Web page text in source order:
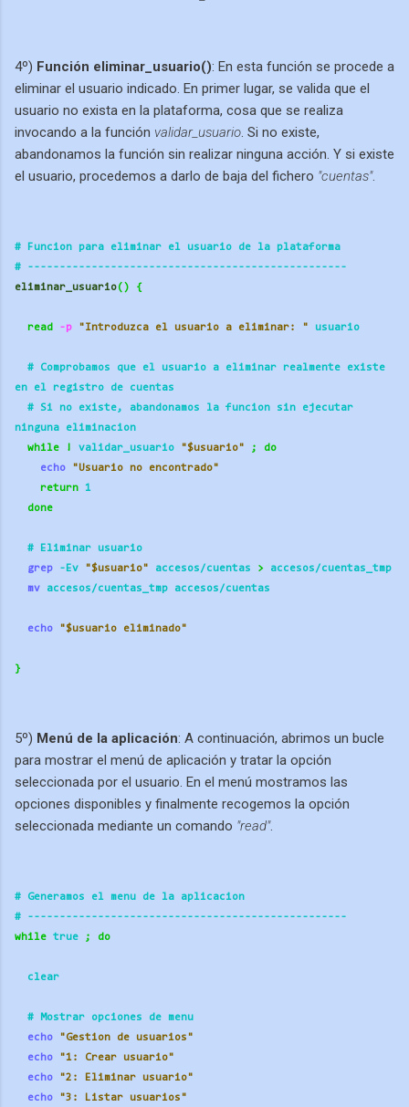
4º) Función eliminar_usuario(): En esta función se procede a
eliminar el usuario indicado. En primer lugar, se valida que el
usuario no exista en la plataforma, cosa que se realiza
invocando a la función validar_usuario. Si no existe,
abandonamos la función sin realizar ninguna acción. Y si existe
el usuario, procedemos a darlo de baja del fichero "cuentas".
# Funcion para eliminar el usuario de la plataforma
# --------------------------------------------------
eliminar_usuario() {
read -p "Introduzca el usuario a eliminar: " usuario
# Comprobamos que el usuario a eliminar realmente existe
en el registro de cuentas
# Si no existe, abandonamos la funcion sin ejecutar
ninguna eliminacion
while
! validar_usuario "$usuario" ;
do
echo
"Usuario no encontrado"
return 1
done
# Eliminar usuario
grep -Ev "$usuario" accesos/cuentas > accesos/cuentas_tmp
mv accesos/cuentas_tmp accesos/cuentas
echo "$usuario eliminado"
}
5º) Menú de la aplicación: A continuación, abrimos un bucle
para mostrar el menú de aplicación y tratar la opción
seleccionada por el usuario. En el menú mostramos las
opciones disponibles y finalmente recogemos la opción
seleccionada mediante un comando "read".
# Generamos el menu de la aplicacion
# --------------------------------------------------
while true ; do
clear
# Mostrar opciones de menu
echo
"Gestion de usuarios"
echo
"1: Crear usuario"
echo
"2: Eliminar usuario"
echo
"3: Listar usuarios"